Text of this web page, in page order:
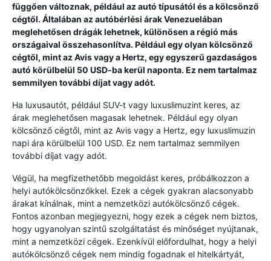
függően változnak, például az autó típusától és a kölcsönző
cégtől. Általában az autóbérlési árak Venezuelában
meglehetősen drágák lehetnek, különösen a régió más
országaival összehasonlítva. Például egy olyan kölcsönző
cégtől, mint az Avis vagy a Hertz, egy egyszerű gazdaságos
autó körülbelül 50 USD-ba kerül naponta. Ez nem tartalmaz
semmilyen további díjat vagy adót.
Ha luxusautót, például SUV-t vagy luxuslimuzint keres, az
árak meglehetősen magasak lehetnek. Például egy olyan
kölcsönző cégtől, mint az Avis vagy a Hertz, egy luxuslimuzin
napi ára körülbelül 100 USD. Ez nem tartalmaz semmilyen
további díjat vagy adót.
Végül, ha megfizethetőbb megoldást keres, próbálkozzon a
helyi autókölcsönzőkkel. Ezek a cégek gyakran alacsonyabb
árakat kínálnak, mint a nemzetközi autókölcsönző cégek.
Fontos azonban megjegyezni, hogy ezek a cégek nem biztos,
hogy ugyanolyan szintű szolgáltatást és minőséget nyújtanak,
mint a nemzetközi cégek. Ezenkívül előfordulhat, hogy a helyi
autókölcsönző cégek nem mindig fogadnak el hitelkártyát,